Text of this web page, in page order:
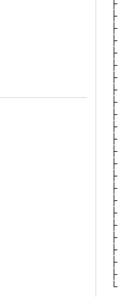
├
├
├
├
├
├
├
├
├
├
├
├
├
├
├
├
├
├
├
├
├
├
├
└